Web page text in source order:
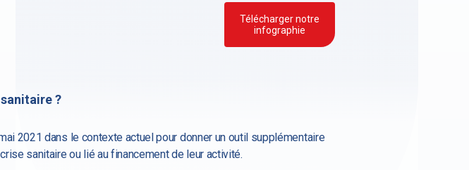
Télécharger notre
infographie
?
2021 dans le contexte actuel pour donner un outil supplémentaire
sanitaire ou lié au financement de leur activité.